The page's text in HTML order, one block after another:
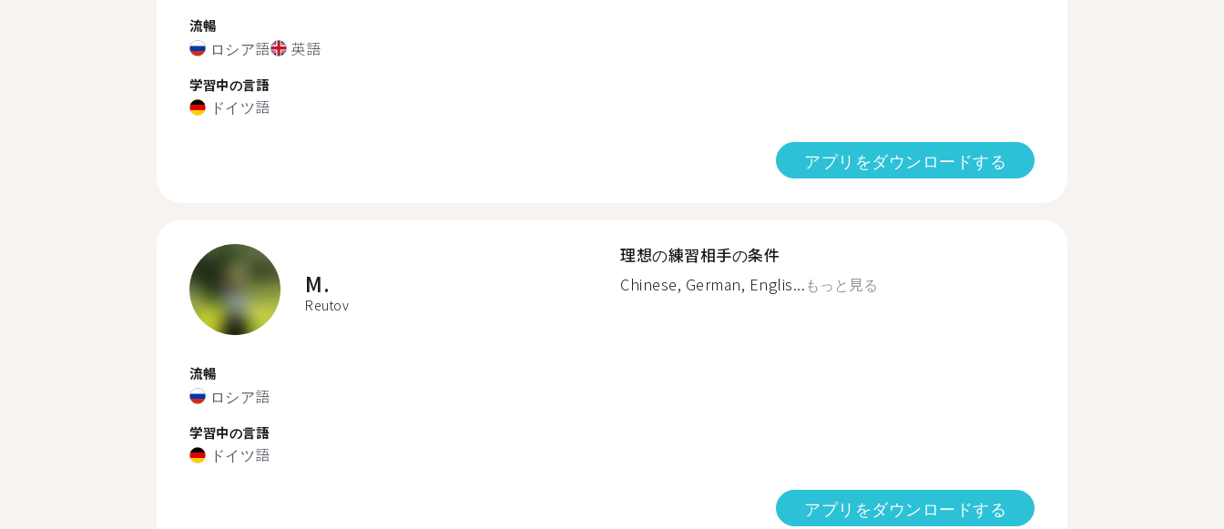
流暢
ロシア語 英語
学習中の言語
ドイツ語
アプリをダウンロードする
M.
Reutov
流暢
ロシア語
学習中の言語
ドイツ語
理想の練習相手の条件
Chinese, German, Englis...もっと見る
アプリをダウンロードする